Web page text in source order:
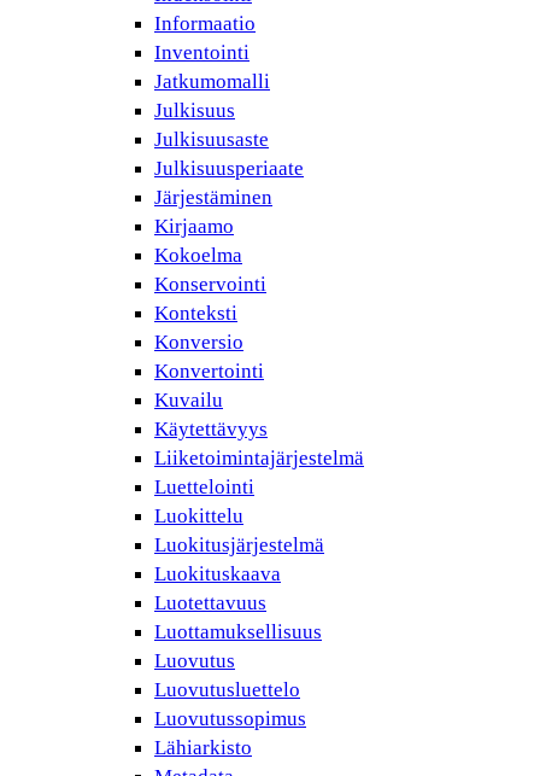
Informaatio
Inventointi
Jatkumomalli
Julkisuus
Julkisuusaste
Julkisuusperiaate
Järjestäminen
Kirjaamo
Kokoelma
Konservointi
Konteksti
Konversio
Konvertointi
Kuvailu
Käytettävyys
Liiketoimintajärjestelmä
Luettelointi
Luokittelu
Luokitusjärjestelmä
Luokituskaava
Luotettavuus
Luottamuksellisuus
Luovutus
Luovutusluettelo
Luovutussopimus
Lähiarkisto